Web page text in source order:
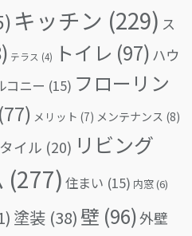
キッチン (229) ス
テラス (4) トイレ (97) ハウ
コニー (15) フローリン
(77) メリット (7) メンテナンス (8)
イル (20) リビング
(277) 住まい (15) 内窓(6)
塗装 (38) 壁 (96)外壁